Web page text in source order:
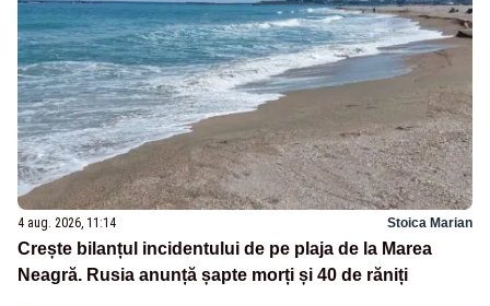
4 aug. 2026, 11:14 Stoica Marian
Crește bilanțul incidentului de pe plaja de la Marea
Neagră. Rusia anunță șapte morți și 40 de răniți